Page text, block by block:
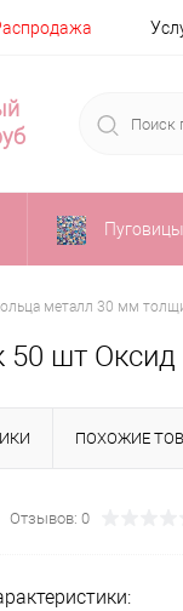
Пуговицы
металл 30 мм
50 шт
ПОХОЖИЕ
Отзывов: 0